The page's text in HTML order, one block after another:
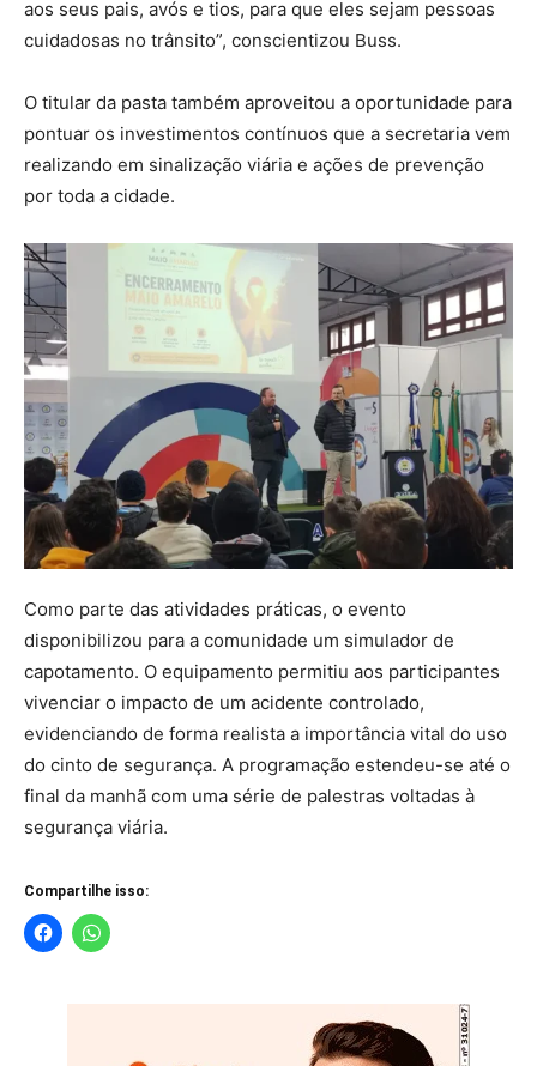
aos seus pais, avós e tios, para que eles sejam pessoas
cuidadosas no trânsito”, conscientizou Buss.
O titular da pasta também aproveitou a oportunidade para
pontuar os investimentos contínuos que a secretaria vem
realizando em sinalização viária e ações de prevenção
por toda a cidade.
Como parte das atividades práticas, o evento
disponibilizou para a comunidade um simulador de
capotamento. O equipamento permitiu aos participantes
vivenciar o impacto de um acidente controlado,
evidenciando de forma realista a importância vital do uso
do cinto de segurança. A programação estendeu-se até o
final da manhã com uma série de palestras voltadas à
segurança viária.
Compartilhe isso: